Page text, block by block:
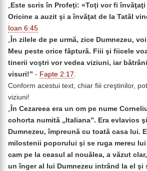
„ Este scris în Profeţi: «Toţi vor fi învăţaţi
Oricine a auzit şi a învăţat de la Tatăl
Ioan 6:45
„ În zilele de pe urmă, zice Dumnezeu, voi
Meu peste orice făptură. Fiii şi fiicele
tinerii voştri vor vedea viziuni, iar
visuri!” - Fapte 2:17.
Conform acestui text, chiar fiii creştinilor,
viziuni!
„ În Cezareea era un om pe nume
cohorta numită „Italiana”. Era evlavios
Dumnezeu, împreună cu toată casa lui.
milostenii poporului şi se ruga mereu lui
cam pe la ceasul al nouălea, a văzut
un înger al lui Dumnezeu intrând la el şi